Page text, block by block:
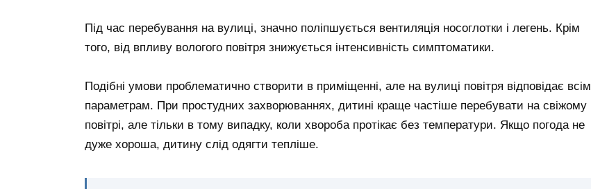
Під час перебування на вулиці, значно поліпшується вентиляція носоглотки і легень. Крім
того, від впливу вологого повітря знижується інтенсивність симптоматики.
Подібні умови проблематично створити в приміщенні, але на вулиці повітря відповідає всім
параметрам. При простудних захворюваннях, дитині краще частіше перебувати на свіжому
повітрі, але тільки в тому випадку, коли хвороба протікає без температури. Якщо погода не
дуже хороша, дитину слід одягти тепліше.